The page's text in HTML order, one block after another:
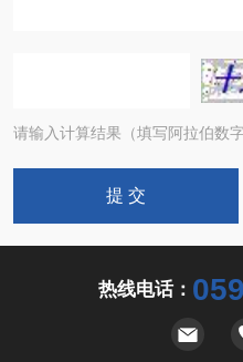
请输入计算结果（填写阿拉伯数
热线电话：